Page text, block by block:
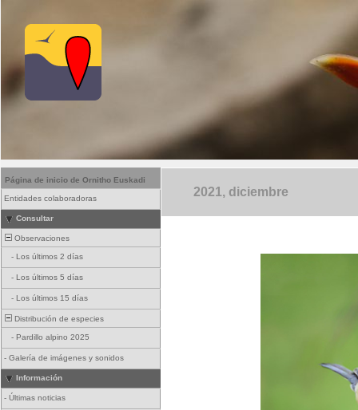
Página de inicio de Ornitho Euskadi
Entidades colaboradoras
Consultar
Observaciones
- Los últimos 2 días
- Los últimos 5 días
- Los últimos 15 días
Distribución de especies
- Pardillo alpino 2025
- Galería de imágenes y sonidos
Información
- Últimas noticias
2021, diciembre